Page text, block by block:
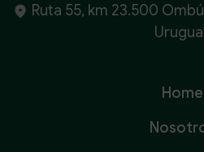
Ruta 55, km 23.500
Home